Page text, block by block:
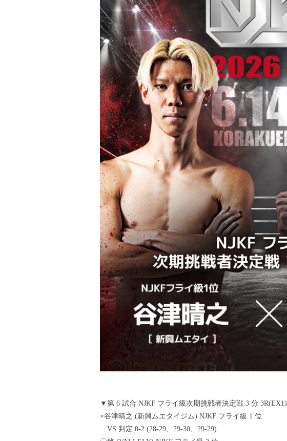
▼第 6 試合 NJKF フライ級次期挑戦者決定戦 3 分 3R(EX1)
×谷津晴之 (新興ムエタイジム) NJKF フライ級 1 位
VS 判定 0-2 (28-29、29-30、29-29)